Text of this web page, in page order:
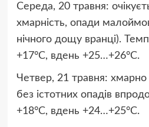
Середа, 20 травня:
хмарність, опади
нічного дощу вранці).
+17°C, вдень +25…+26°C.
Четвер, 21 травня:
без істотних опадів
+18°C, вдень +24…+25°C.